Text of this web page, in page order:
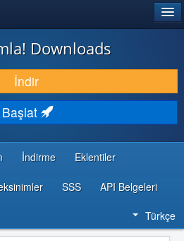
Downloads
İndir
Başlat
İndirme Eklentiler
SSS API Belgeleri
Türkçe